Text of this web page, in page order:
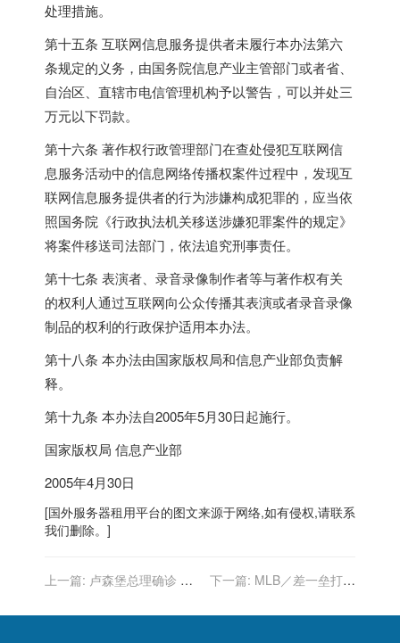
处理措施。
第十五条 互联网信息服务提供者未履行本办法第六
条规定的义务，由国务院信息产业主管部门或者省、
自治区、直辖市电信管理机构予以警告，可以并处三
万元以下罚款。
第十六条 著作权行政管理部门在查处侵犯互联网信
息服务活动中的信息网络传播权案件过程中，发现互
联网信息服务提供者的行为涉嫌构成犯罪的，应当依
照国务院《行政执法机关移送涉嫌犯罪案件的规定》
将案件移送司法部门，依法追究刑事责任。
第十七条 表演者、录音录像制作者等与著作权有关
的权利人通过互联网向公众传播其表演或者录音录像
制品的权利的行政保护适用本办法。
第十八条 本办法由国家版权局和信息产业部负责解
释。
第十九条 本办法自2005年5月30日起施行。
国家版权局 信息产业部
2005年4月30日
[国外服务器租用平台的图文来源于网络,如有侵权,请联系
我们删除。]
上一篇: 卢森堡总理确诊 将
下一篇: MLB／差一垒打就
都想开轰